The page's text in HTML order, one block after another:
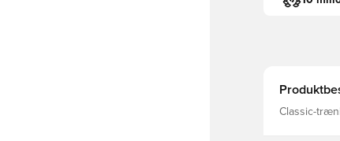
Classic-